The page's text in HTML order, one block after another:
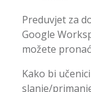
Preduvjet za
Google
možete
Kako bi
slanje/